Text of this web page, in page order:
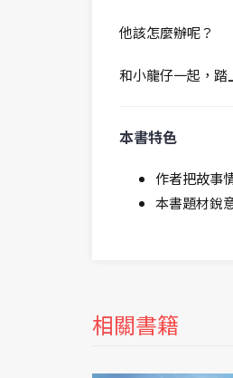
他該怎麼辦呢？
和小龍仔一起，踏
本書特色
作者把故事
本書題材銳
相關書籍